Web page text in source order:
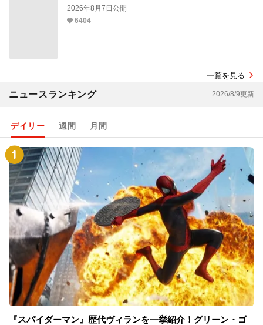
2026年8月7日公開
6404
一覧を見る
ニュースランキング 2026/8/9更新
デイリー 週間 月間
『スパイダーマン』歴代ヴィランを一挙紹介！グリーン・ゴ